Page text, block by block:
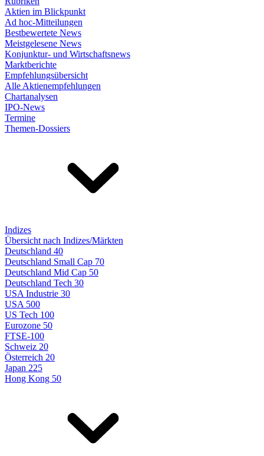
Aktien im Blickpunkt
Ad hoc-Mitteilungen
Bestbewertete News
Meistgelesene News
Konjunktur- und Wirtschaftsnews
Marktberichte
Empfehlungsübersicht
Alle Aktienempfehlungen
Chartanalysen
IPO-News
Termine
Themen-Dossiers
Indizes
Übersicht nach Indizes/Märkten
Deutschland 40
Deutschland Small Cap 70
Deutschland Mid Cap 50
Deutschland Tech 30
USA Industrie 30
USA 500
US Tech 100
Eurozone 50
FTSE-100
Schweiz 20
Österreich 20
Japan 225
Hong Kong 50